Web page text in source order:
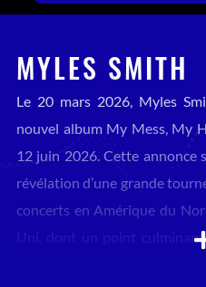
MYLES SMITH
Le 20 mars 2026, Myles
nouvel album My Mess, My
12 juin 2026. Cette annonce
révélation d’une grande
concerts en Amérique du
Uni, dont un point culminant